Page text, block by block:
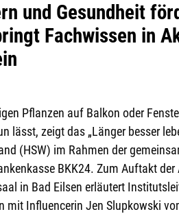
und Gesundheit
Fachwissen in
Pflanzen auf Balkon oder
lässt, zeigt das „Länger besser
(HSW) im Rahmen der
BKK24. Zum Auftakt
in Bad Eilsen erläutert
mit Influencerin Jen Slupkowski